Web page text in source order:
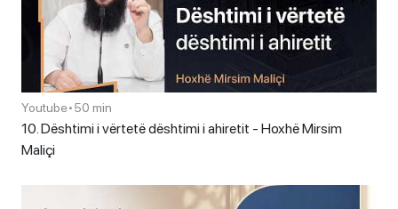
Youtube•50 min
10. Dështimi i vërtetë dështimi i ahiretit - Hoxhë Mirsim
Maliçi